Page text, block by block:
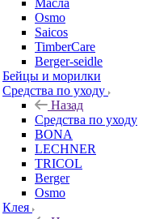
Масла
Osmo
Saicos
TimberCare
Berger-seidle
Бейцы и морилки
Средства по уходу
Назад
Средства по уходу
BONA
LECHNER
TRICOL
Berger
Osmo
Клея